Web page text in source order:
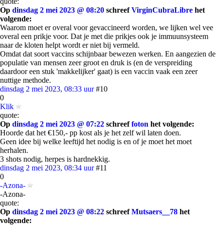
Op dinsdag 2 mei 2023 @ 08:20 schreefVirginCubraLibre het
volgende:
Waarom moet er overal voor gevaccineerd worden, we lijken wel vee
overal een prikje voor. Dat je met die prikjes ook je immuunsysteem
naar de kloten helpt wordt er niet bij vermeld.
Omdat dat soort vaccins schijnbaar bewezen werken. En aangezien de
populatie van mensen zeer groot en druk is (en de verspreiding
daardoor een stuk 'makkelijker' gaat) is een vaccin vaak een zeer
nuttige methode.
dinsdag 2 mei 2023, 08:33 uur #10
0
Klik
quote:
Op dinsdag 2 mei 2023 @ 07:22 schreeffoton het volgende:
Hoorde dat het €150,- pp kost als je het zelf wil laten doen.
Geen idee bij welke leeftijd het nodig is en of je moet het moet
herhalen.
3 shots nodig, herpes is hardnekkig.
dinsdag 2 mei 2023, 08:34 uur #11
0
-Azona-
-Azona-
quote:
Op dinsdag 2 mei 2023 @ 08:22 schreefMutsaers__78 het
volgende: